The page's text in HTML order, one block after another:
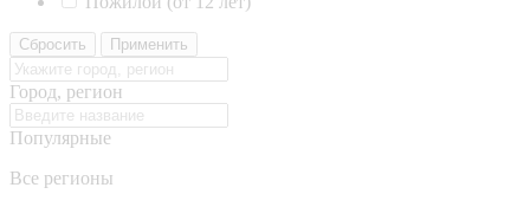
Сбросить Применить
Город, регион
Популярные
Все регионы